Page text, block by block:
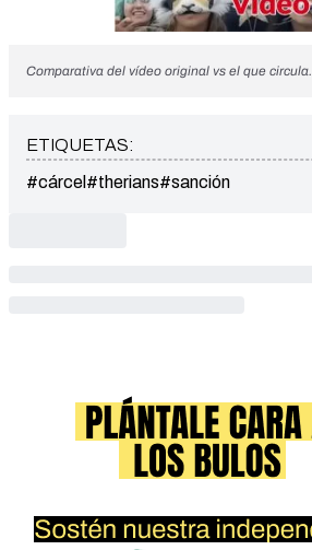
Comparativa del vídeo original vs el que circula.
ETIQUETAS:
#cárcel #therians#sanción